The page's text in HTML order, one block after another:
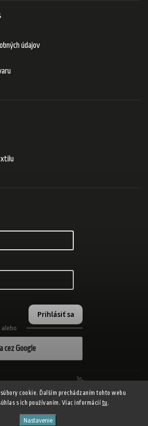
cookie. Ďalším prechádzaním tohto webu
s ich používaním. Viac informácií tu .
Nastavenie
údajov
Prihlásiť sa
alebo
cez Google
- adidas online športový obchod
práva vyhradené.